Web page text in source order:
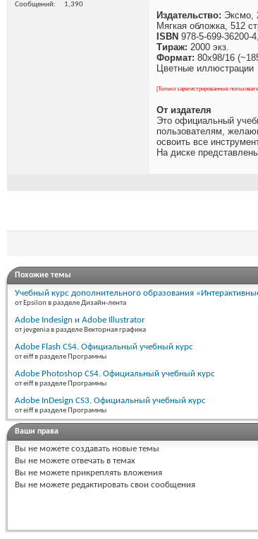
Сообщений
1,390
Издательство: Эксмо,
Мягкая обложка, 512
ISBN 978-5-699-36200-
Тираж: 2000 экз.
Формат: 80x98/16
Цветные иллюстрации
[Только зарегистрированные
От издателя
Это официальный
пользователям,
освоить все
На диске
Похожие темы
Учебный курс дополнительного образования
от Epsilon в разделе Дизайн-лента
Adobe Indesign и Adobe Illustrator
от jevgenia в разделе Векторная графика
Adobe Flash CS4. Официальный учебный курс
от eiff в разделе Программы
Adobe Photoshop CS4. Официальный учебный курс
от eiff в разделе Программы
Adobe InDesign CS3. Официальный учебный курс
от eiff в разделе Программы
Ваши права
Вы не можете создавать новые темы
Вы не можете отвечать в темах
Вы не можете прикреплять вложения
Вы не можете редактировать свои сообщения